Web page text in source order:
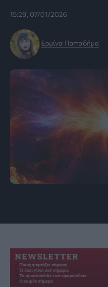
15:29, 07/01/2026
Ερμίνα Παπαδήμα